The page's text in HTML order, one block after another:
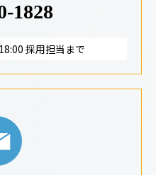
1828
採用担当まで